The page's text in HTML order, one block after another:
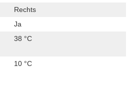
Rechts
Ja
38 °C
10 °C